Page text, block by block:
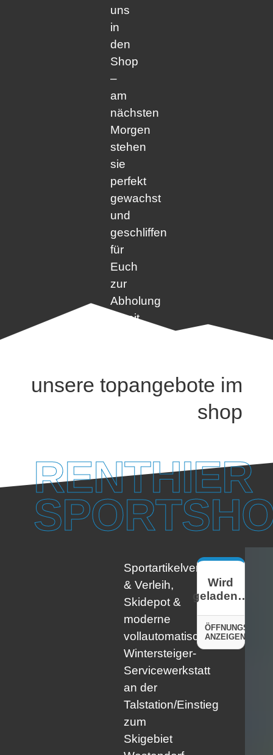
uns
in
den
Shop
–
am
nächsten
Morgen
stehen
sie
perfekt
gewachst
und
geschliffen
für
Euch
zur
Abholung
bereit.
unsere topangebote im
shop
RENTHIER
Sportartikelverkauf
& Verleih,
Skidepot &
moderne
vollautomatische
Wintersteiger-
Servicewerkstatt
an der
Talstation/Einstieg
zum
Skigebiet
Wird
geladen…
ANZEIGEN